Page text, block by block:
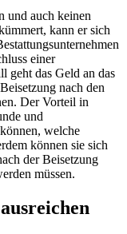
und auch keinen
kann er sich
einer
geht das Geld an das
nach den
Der Vorteil in
und
welche
können sie sich
der Beisetzung
müssen.